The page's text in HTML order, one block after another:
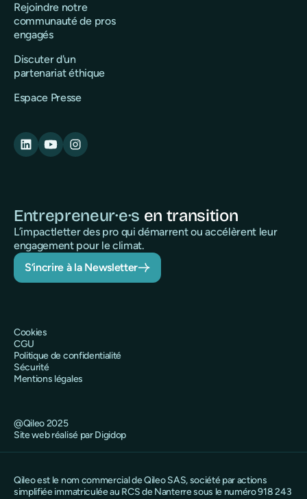
Rejoindre notre
communauté de pros
engagés
Discuter d'un
partenariat éthique
Espace Presse
Entrepreneur·e·s en transition
L’impactletter des pro qui démarrent ou accélèrent leur
engagement pour le climat.
S’incrire à la Newsletter
@Qileo 2025
Site web réalisé par Digidop
Cookies
CGU
Politique de confidentialité
Sécurité
Mentions légales
Qileo est le nom commercial de Qileo SAS, société par actions
simplifiée immatriculée au RCS de Nanterre sous le numéro 918 243